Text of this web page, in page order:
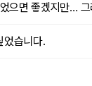
으면 좋겠지만…
었습니다.